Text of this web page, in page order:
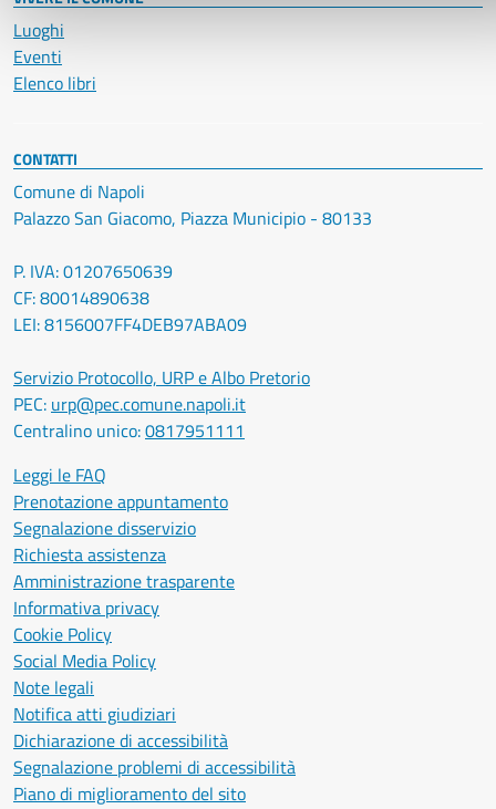
Luoghi
Eventi
Elenco libri
CONTATTI
Comune di Napoli
Palazzo San Giacomo, Piazza Municipio - 80133
P. IVA: 01207650639
CF: 80014890638
LEI: 8156007FF4DEB97ABA09
Servizio Protocollo, URP e Albo Pretorio
PEC: urp@pec.comune.napoli.it
Centralino unico:0817951111
Leggi le FAQ
Prenotazione appuntamento
Segnalazione disservizio
Richiesta assistenza
Amministrazione trasparente
Informativa privacy
Cookie Policy
Social Media Policy
Note legali
Notifica atti giudiziari
Dichiarazione di accessibilità
Segnalazione problemi di accessibilità
Piano di miglioramento del sito